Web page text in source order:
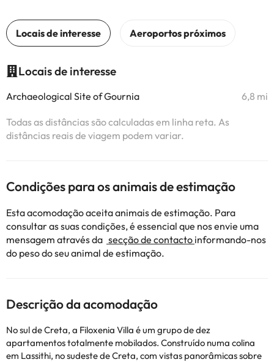
Locais de interesse
Archaeological Site of Gournia 6,8 mi
Todas as distâncias são calculadas em linha reta. As
distâncias reais de viagem podem variar.
Condições para os animais de estimação
Esta acomodação aceita animais de estimação. Para
consultar as suas condições, é essencial que nos envie uma
mensagem através da secção de contacto informando-nos
do peso do seu animal de estimação.
Descrição da acomodação
No sul de Creta, a Filoxenia Villa é um grupo de dez
apartamentos totalmente mobilados. Construído numa colina
em Lassithi, no sudeste de Creta, com vistas panorâmicas sobre